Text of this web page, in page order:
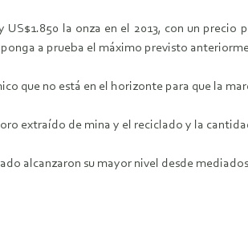
la onza en el 2013, con un
ponga a prueba el máximo previsto
que no está en el horizonte para que la
extraído de mina y el reciclado y la
alcanzaron su mayor nivel desde